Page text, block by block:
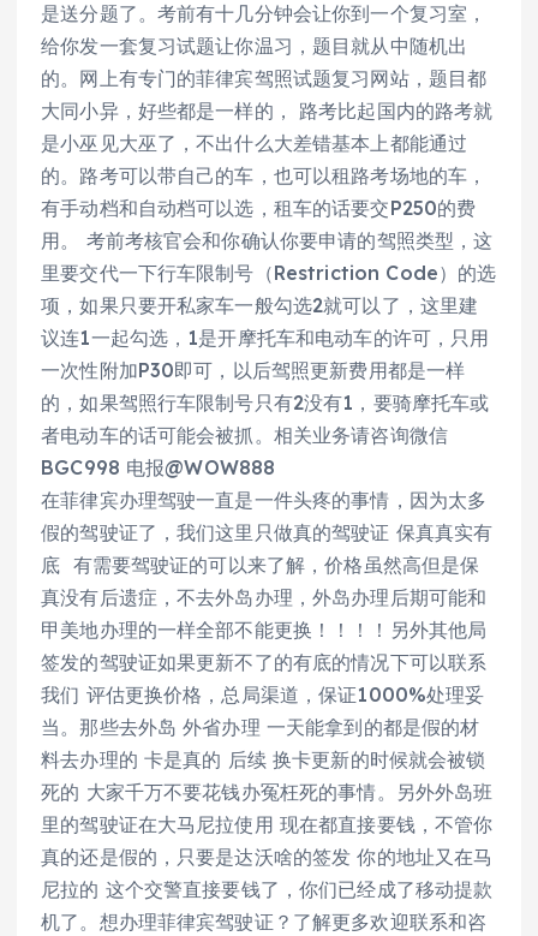
是送分题了。考前有十几分钟会让你到一个复习室，
给你发一套复习试题让你温习，题目就从中随机出
的。网上有专门的菲律宾驾照试题复习网站，题目都
大同小异，好些都是一样的， 路考比起国内的路考就
是小巫见大巫了，不出什么大差错基本上都能通过
的。路考可以带自己的车，也可以租路考场地的车，
有手动档和自动档可以选，租车的话要交P250的费
用。 考前考核官会和你确认你要申请的驾照类型，这
里要交代一下行车限制号（Restriction Code）的选
项，如果只要开私家车一般勾选2就可以了，这里建
议连1一起勾选，1是开摩托车和电动车的许可，只用
一次性附加P30即可，以后驾照更新费用都是一样
的，如果驾照行车限制号只有2没有1，要骑摩托车或
者电动车的话可能会被抓。相关业务请咨询微信
BGC998 电报@WOW888
在菲律宾办理驾驶一直是一件头疼的事情，因为太多
假的驾驶证了，我们这里只做真的驾驶证 保真真实有
底 有需要驾驶证的可以来了解，价格虽然高但是保
真没有后遗症，不去外岛办理，外岛办理后期可能和
甲美地办理的一样全部不能更换！！！！另外其他局
签发的驾驶证如果更新不了的有底的情况下可以联系
我们 评估更换价格，总局渠道，保证1000%处理妥
当。那些去外岛 外省办理 一天能拿到的都是假的材
料去办理的 卡是真的 后续 换卡更新的时候就会被锁
死的 大家千万不要花钱办冤枉死的事情。另外外岛班
里的驾驶证在大马尼拉使用 现在都直接要钱，不管你
真的还是假的，只要是达沃啥的签发 你的地址又在马
尼拉的 这个交警直接要钱了，你们已经成了移动提款
机了。想办理菲律宾驾驶证？了解更多欢迎联系和咨